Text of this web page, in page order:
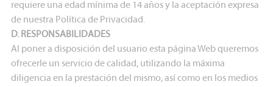
requiere una edad mínima de 14 años y la aceptación expresa
de nuestra Política de Privacidad.
D. RESPONSABILIDADES
Al poner a disposición del usuario esta página Web queremos
ofrecerle un servicio de calidad, utilizando la máxima
diligencia en la prestación del mismo, así como en los medios